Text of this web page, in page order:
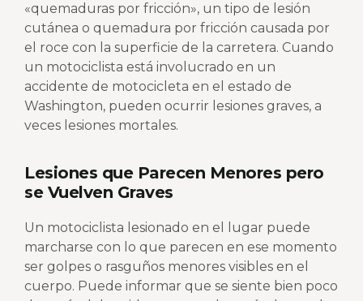
«quemaduras por fricción», un tipo de lesión
cutánea o quemadura por fricción causada por
el roce con la superficie de la carretera. Cuando
un motociclista está involucrado en un
accidente de motocicleta en el estado de
Washington, pueden ocurrir lesiones graves, a
veces lesiones mortales.
Lesiones que Parecen Menores pero
se Vuelven Graves
Un motociclista lesionado en el lugar puede
marcharse con lo que parecen en ese momento
ser golpes o rasguños menores visibles en el
cuerpo. Puede informar que se siente bien poco